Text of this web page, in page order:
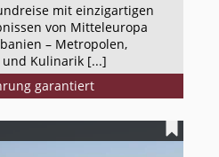
mit einzigartigen
von Mitteleuropa
– Metropolen,
und Kulinarik [...]
garantiert